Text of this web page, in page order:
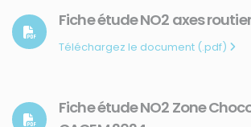
Fiche étude NO2 axes
Téléchargez le document (.pdf)
Fiche étude NO2 Zone